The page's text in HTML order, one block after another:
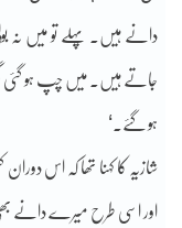
دانے ہیں۔ پہلے تو میں نہ
جاتے ہیں۔ میں چپ ہو گئی
ہو گئے۔‘
شازیہ کا کہنا تھا کہ اس
اور اسی طرح میرے دانے